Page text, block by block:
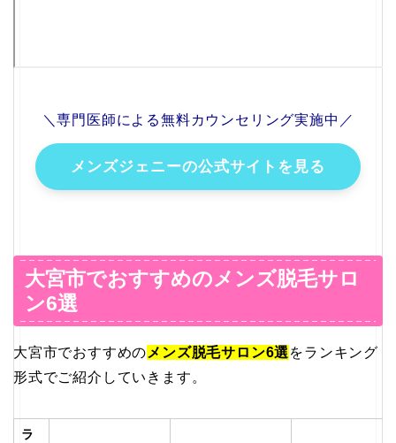
＼専門医師による無料カウンセリング実施中／
メンズジェニーの公式サイトを見る
大宮市でおすすめのメンズ脱毛サロ
ン6選
大宮市でおすすめの メンズ脱毛サロン6選 をランキング
形式でご紹介していきます。
ラ